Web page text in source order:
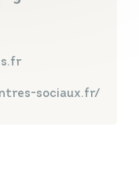
sociaux.fr/